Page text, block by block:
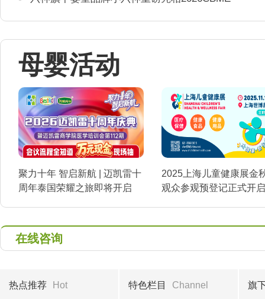
母婴活动
聚力十年 智启新航 | 迈凯雷十
周年泰国荣耀之旅即将开启
2025上海儿童健康展金
观众参观预登记正式开
在线咨询
热点推荐 Hot 特色栏目 Channel 旗